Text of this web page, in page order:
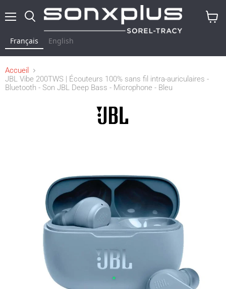
Français English
Accueil
JBL Vibe 200TWS | Écouteurs 100% sans fil intra-auriculaires -
Bluetooth - Son JBL Deep Bass - Microphone - Bleu